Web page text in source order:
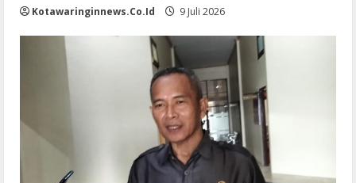
Kotawaringinnews.co.id 9 Juli 2026